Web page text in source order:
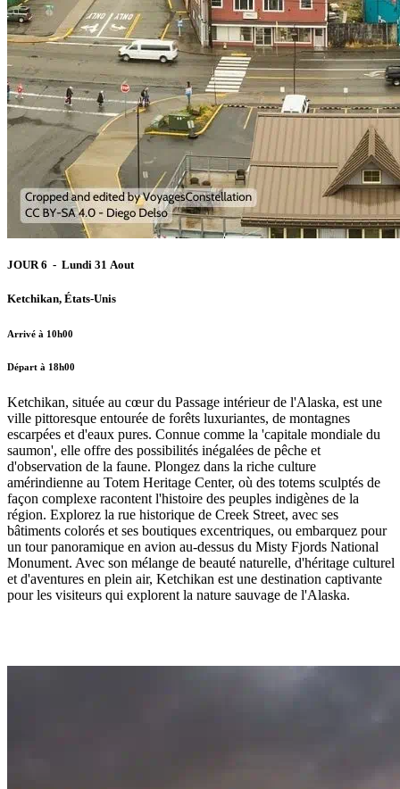
JOUR 6 - Lundi 31 Aout
Ketchikan, États-Unis
Arrivé à 10h00
Départ à 18h00
Ketchikan, située au cœur du Passage intérieur de l'Alaska, est une
ville pittoresque entourée de forêts luxuriantes, de montagnes
escarpées et d'eaux pures. Connue comme la 'capitale mondiale du
saumon', elle offre des possibilités inégalées de pêche et
d'observation de la faune. Plongez dans la riche culture
amérindienne au Totem Heritage Center, où des totems sculptés de
façon complexe racontent l'histoire des peuples indigènes de la
région. Explorez la rue historique de Creek Street, avec ses
bâtiments colorés et ses boutiques excentriques, ou embarquez pour
un tour panoramique en avion au-dessus du Misty Fjords National
Monument. Avec son mélange de beauté naturelle, d'héritage culturel
et d'aventures en plein air, Ketchikan est une destination captivante
pour les visiteurs qui explorent la nature sauvage de l'Alaska.